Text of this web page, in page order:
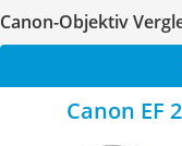
Canon-Objektiv
Canon EF